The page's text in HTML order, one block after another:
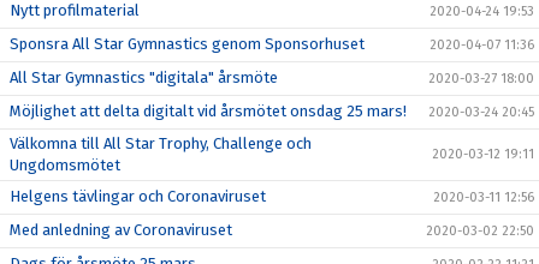
Nytt profilmaterial 2020-04-24 19:53
Sponsra All Star Gymnastics genom Sponsorhuset 2020-04-07 11:36
All Star Gymnastics "digitala" årsmöte 2020-03-27 18:00
Möjlighet att delta digitalt vid årsmötet onsdag 25 mars! 2020-03-24 20:45
Välkomna till All Star Trophy, Challenge och
Ungdomsmötet
2020-03-12 19:11
Helgens tävlingar och Coronaviruset 2020-03-11 12:56
Med anledning av Coronaviruset 2020-03-02 22:50